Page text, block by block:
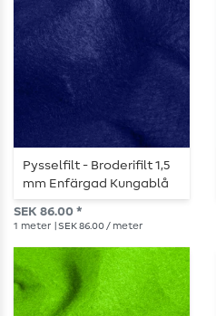
Pysselfilt - Broderifilt 1,5
mm Enfärgad Kungablå
SEK 86.00 *
1 meter | SEK 86.00 / meter